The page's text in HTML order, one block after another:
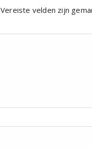
Vereiste velden zijn